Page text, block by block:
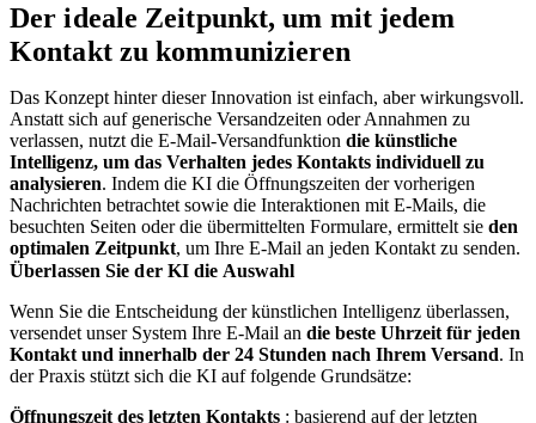
Der ideale Zeitpunkt, um mit jedem
Kontakt zu kommunizieren
Das Konzept hinter dieser Innovation ist einfach, aber wirkungsvoll.
Anstatt sich auf generische Versandzeiten oder Annahmen zu
verlassen, nutzt die E-Mail-Versandfunktion die künstliche
Intelligenz, um das Verhalten jedes Kontakts individuell zu
analysieren. Indem die KI die Öffnungszeiten der vorherigen
Nachrichten betrachtet sowie die Interaktionen mit E-Mails, die
besuchten Seiten oder die übermittelten Formulare, ermittelt sie den
optimalen Zeitpunkt, um Ihre E-Mail an jeden Kontakt zu senden.
Überlassen Sie der KI die Auswahl
Wenn Sie die Entscheidung der künstlichen Intelligenz überlassen,
versendet unser System Ihre E-Mail an die beste Uhrzeit für jeden
Kontakt und innerhalb der 24 Stunden nach Ihrem Versand. In
der Praxis stützt sich die KI auf folgende Grundsätze:
Öffnungszeit des letzten Kontakts : basierend auf der letzten